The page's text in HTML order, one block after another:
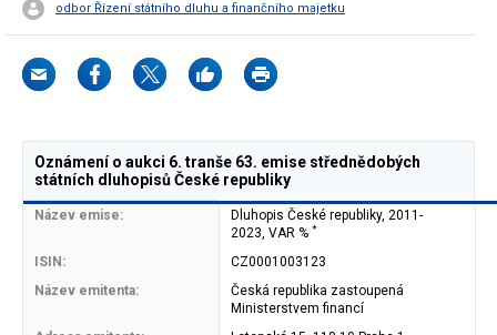
odbor Řízení státního dluhu a finančního majetku
Oznámení o aukci 6. tranše 63. emise střednědobých
státních dluhopisů České republiky
Název emise:
Dluhopis České republiky, 2011-
2023, VAR % *
ISIN:
CZ0001003123
Název emitenta:
Česká republika zastoupená
Ministerstvem financí